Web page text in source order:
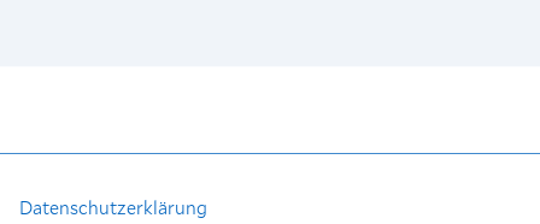
Datenschutzerklärung